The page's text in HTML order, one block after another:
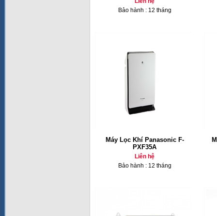
Bảo hành : 12 tháng
Máy Lọc Khí Panasonic F-
PXF35A
Liên hệ
Bảo hành : 12 tháng